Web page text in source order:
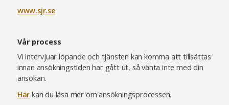
www.sjr.se
Vår process
Vi intervjuar löpande och tjänsten kan komma att tillsättas
innan ansökningstiden har gått ut, så vänta inte med din
ansökan.
Här kan du läsa mer om ansökningsprocessen.